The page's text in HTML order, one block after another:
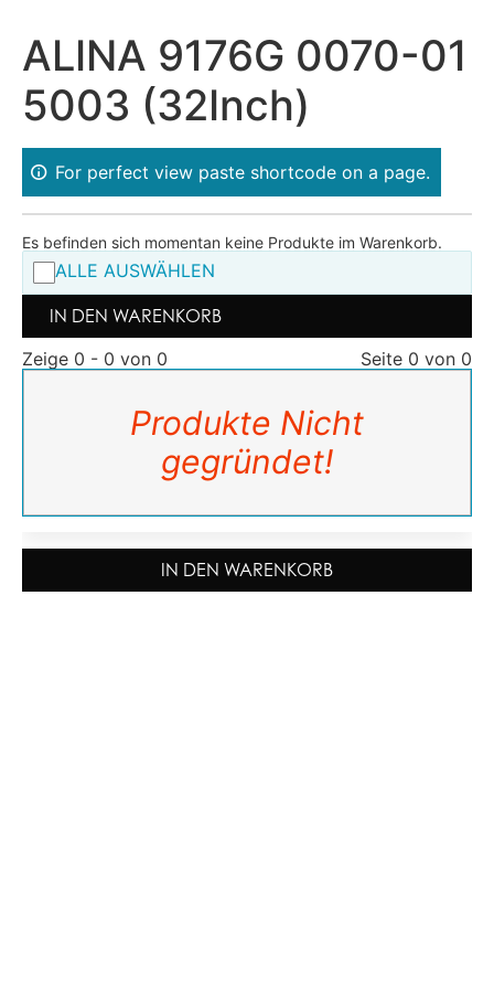
ALINA 9176G 0070-01
5003 (32Inch)
For perfect view paste shortcode on a page.
Es befinden sich momentan keine Produkte im Warenkorb.
ALLE AUSWÄHLEN
IN DEN WARENKORB
Zeige 0 - 0 von 0
Seite 0 von 0
Produkte Nicht
gegründet!
IN DEN WARENKORB